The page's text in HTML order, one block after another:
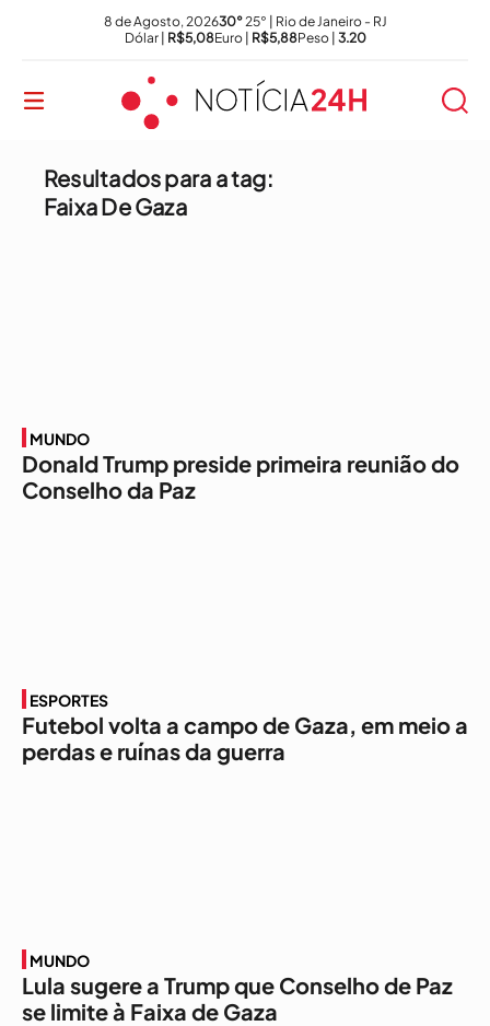
8 de Agosto, 202630°25° | Rio de Janeiro - RJ
Dólar | R$5,08Euro | R$5,88Peso | 3.20
Resultados para a tag:
Faixa De Gaza
MUNDO
Donald Trump preside primeira reunião do
Conselho da Paz
ESPORTES
Futebol volta a campo de Gaza, em meio a
perdas e ruínas da guerra
MUNDO
Lula sugere a Trump que Conselho de Paz
se limite à Faixa de Gaza